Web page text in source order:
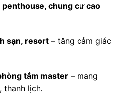
chung cư cao
sạn, resort– tăng cảm giác
tắm master– mang
thanh lịch.